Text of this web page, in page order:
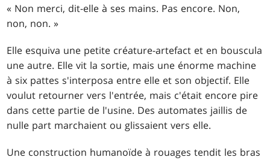
« Non merci, dit-elle à ses mains. Pas encore. Non,
non, non. »
Elle esquiva une petite créature-artefact et en bouscula
une autre. Elle vit la sortie, mais une énorme machine
à six pattes s'interposa entre elle et son objectif. Elle
voulut retourner vers l'entrée, mais c'était encore pire
dans cette partie de l'usine. Des automates jaillis de
nulle part marchaient ou glissaient vers elle.
Une construction humanoïde à rouages tendit les bras